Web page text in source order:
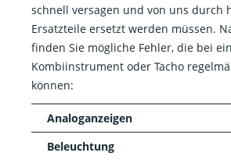
schnell versagen und von uns durch
Ersatzteile ersetzt werden müssen.
finden Sie mögliche Fehler, die bei
Kombiinstrument oder Tacho
können:
Analoganzeigen
Beleuchtung